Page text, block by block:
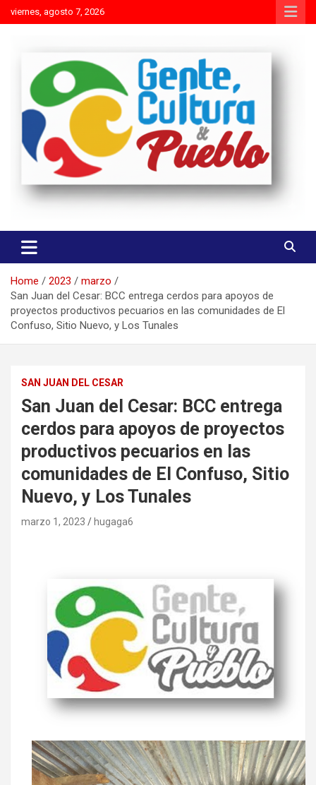
Skip
to
viernes, agosto 7, 2026
Gente Cultura y Pueblo
Home 2023
marzo
San Juan del Cesar: BCC entrega cerdos para apoyos de
proyectos productivos pecuarios en las comunidades de El
Confuso, Sitio Nuevo, y Los Tunales
SAN JUAN DEL CESAR
San Juan del Cesar: BCC entrega
cerdos para apoyos de proyectos
productivos pecuarios en las
comunidades de El Confuso, Sitio
Nuevo, y Los Tunales
marzo 1, 2023 hugaga6